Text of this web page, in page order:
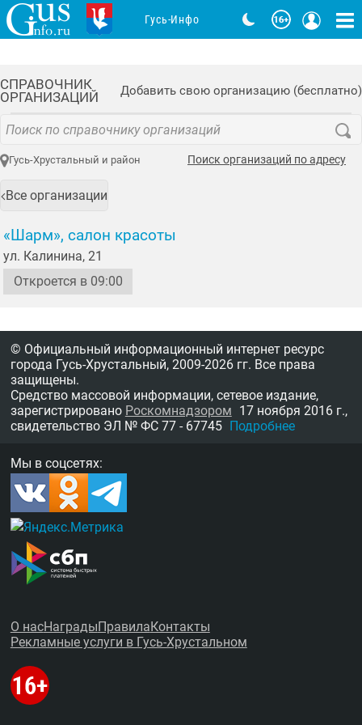
СПРАВОЧНИК
ОРГАНИЗАЦИЙ
Добавить свою организацию (бесплатно)
Гусь-Хрустальный и район Поиск организаций по адресу
Все организации
«Шарм», салон красоты
ул. Калинина, 21
Откроется в 09:00
Гусь-Инфо
© Официальный информационный интернет ресурс
города Гусь-Хрустальный, 2009-2026 гг. Все права
защищены.
Средство массовой информации, сетевое издание,
зарегистрировано Роскомнадзором 17 ноября 2016 г.,
свидетельство ЭЛ № ФС 77 - 67745 Подробнее
Мы в соцсетях:
О насНаграды Правила Контакты
Рекламные услуги в Гусь-Хрустальном